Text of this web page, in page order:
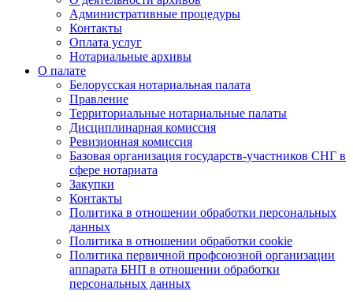
Административные процедуры
Контакты
Оплата услуг
Нотариальные архивы
О палате
Белорусская нотариальная палата
Правление
Территориальные нотариальные палаты
Дисциплинарная комиссия
Ревизионная комиссия
Базовая организация государств-участников СНГ в
сфере нотариата
Закупки
Контакты
Политика в отношении обработки персональных
данных
Политика в отношении обработки cookie
Политика первичной профсоюзной организации
аппарата БНП в отношении обработки
персональных данных